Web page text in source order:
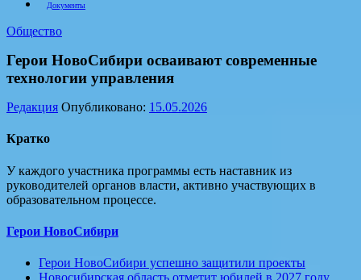
Документы
Общество
Герои НовоСибири осваивают современные
технологии управления
Редакция Опубликовано: 15.05.2026
Кратко
У каждого участника программы есть наставник из
руководителей органов власти, активно участвующих в
образовательном процессе.
Герои НовоСибири
Герои НовоСибири успешно защитили проекты